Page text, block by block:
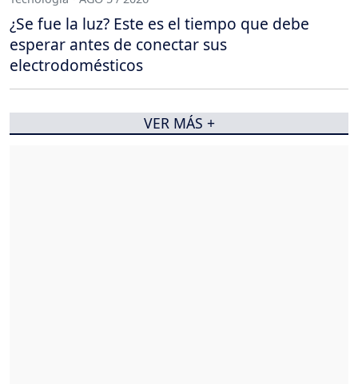
¿Se fue la luz? Este es el tiempo que debe
esperar antes de conectar sus
electrodomésticos
VER MÁS +